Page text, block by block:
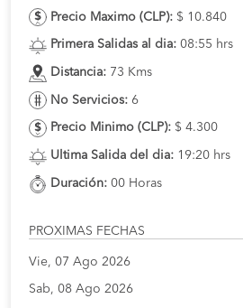
Precio Maximo (CLP): $ 10.840
Primera Salidas al dia: 08:55 hrs
Distancia: 73 Kms
No Servicios: 6
Precio Minimo (CLP): $ 4.300
Ultima Salida del dia: 19:20 hrs
Duración: 00 Horas
PROXIMAS FECHAS
Vie, 07 Ago 2026
Sab, 08 Ago 2026